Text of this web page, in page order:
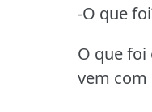
-O que
O que foi
vem com